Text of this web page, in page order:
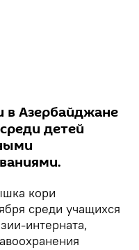
в Азербайджане
детей
кори
среди учащихся
интерната,